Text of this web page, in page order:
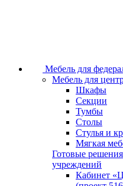
Мебель для
Мебель для
Шкафы
Секции
Тумбы
Столы
Стулья и
Мягкая
Готовые
учреждений
Кабинет